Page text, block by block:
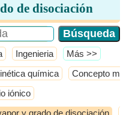
de disociación
Ingenieria ​Más >>
química Concepto
iónico
y grado de disociación